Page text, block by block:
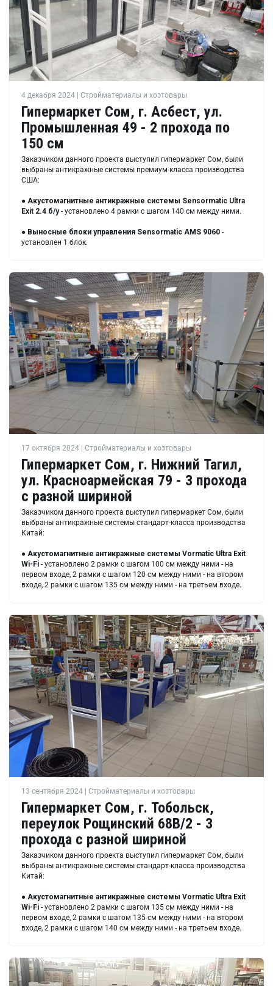
4 декабря 2024 | Стройматериалы и хозтовары
Гипермаркет Сом, г. Асбест, ул.
Промышленная 49 - 2 прохода по
150 см
Заказчиком данного проекта выступил гипермаркет Сом, были
выбраны антикражные системы премиум-класса производства
США:
● Акустомагнитные антикражные системы Sensormatic Ultra
Exit 2.4 б/у- установлено 4 рамки с шагом 140 см между ними.
● Выносные блоки управления Sensormatic AMS 9060 -
установлен 1 блок.
17 октября 2024 | Стройматериалы и хозтовары
Гипермаркет Сом, г. Нижний Тагил,
ул. Красноармейская 79 - 3 прохода
с разной шириной
Заказчиком данного проекта выступил гипермаркет Сом, были
выбраны антикражные системы стандарт-класса производства
Китай:
● Акустомагнитные антикражные системы Vormatic Ultra Exit
Wi-Fi - установлено 2 рамки с шагом 100 см между ними - на
первом входе, 2 рамки с шагом 120 см между ними - на втором
входе, 2 рамки с шагом 135 см между ними - на третьем входе.
13 сентября 2024 | Стройматериалы и хозтовары
Гипермаркет Сом, г. Тобольск,
переулок Рощинский 68В/2 - 3
прохода с разной шириной
Заказчиком данного проекта выступил гипермаркет Сом, были
выбраны антикражные системы стандарт-класса производства
Китай:
● Акустомагнитные антикражные системы Vormatic Ultra Exit
Wi-Fi - установлено 2 рамки с шагом 135 см между ними - на
первом входе, 2 рамки с шагом 135 см между ними - на втором
входе, 2 рамки с шагом 140 см между ними - на третьем входе.